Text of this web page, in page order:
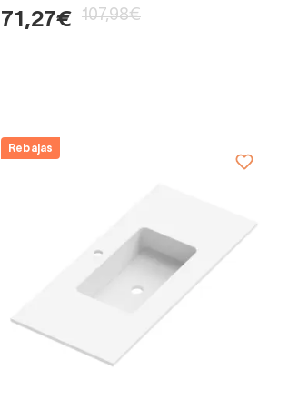
71,27€ 107,98€
Rebajas